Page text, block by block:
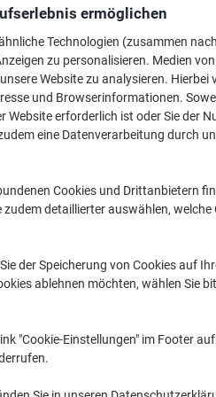
€ 419,99 pro Stück
€ 503,99 inkl. USt
Versand durch Lieferanten
Menge
Lieferinformationen
Vivid hell magenta Farbe
Ideal für Profidruck
Mehr anzeigen
ermöglichen
Technologien (zusammen
zu personalisieren. Medien von
Website zu analysieren. Hierbei
und Browserinformationen.
erforderlich ist oder Sie der
eine Datenverarbeitung durch
Cookies und Drittanbietern
detaillierter auswählen, welche
der Speicherung von Cookies auf
ablehnen möchten, wählen Sie
"Cookie-Einstellungen" im Footer